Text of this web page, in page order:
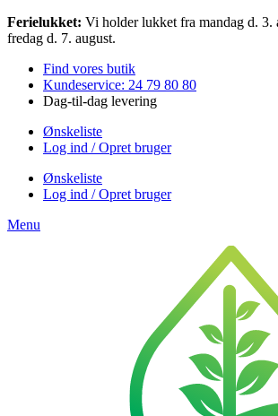
Videre
til
Ferielukket: Vi holder lukket fra mandag d. 3.
fredag d. 7. august.
Find vores butik
Kundeservice: 24 79 80 80
Dag-til-dag levering
Ønskeliste
Log ind / Opret bruger
Ønskeliste
Log ind / Opret bruger
Menu